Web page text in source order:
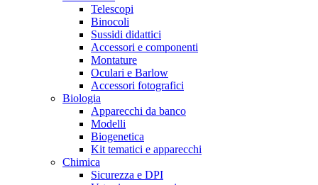
Telescopi
Binocoli
Sussidi didattici
Accessori e componenti
Montature
Oculari e Barlow
Accessori fotografici
Biologia
Apparecchi da banco
Modelli
Biogenetica
Kit tematici e apparecchi
Chimica
Sicurezza e DPI